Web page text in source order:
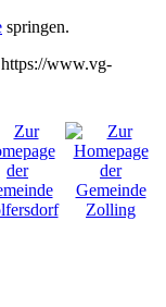
springen.
www.vg-